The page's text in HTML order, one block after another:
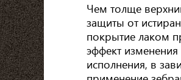
Чем толще
защиты от
покрытие лаком
эффект изменения
исполнения, в